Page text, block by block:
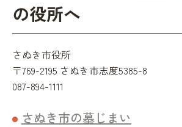
の役所へ
さぬき市役所
〒769-2195 さぬき市志度5385-8
087-894-1111
さぬき市の墓じまい